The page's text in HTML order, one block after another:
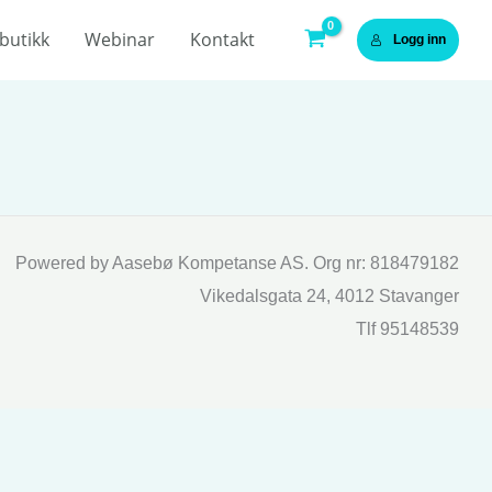
Webinar Kontakt Logg inn
Powered by Aasebø Kompetanse AS. Org nr: 818479182
Vikedalsgata 24, 4012 Stavanger
Tlf 95148539